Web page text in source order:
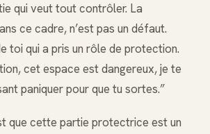
qui veut tout contrôler. La
ce cadre, n’est pas un défaut.
toi qui a pris un rôle de protection.
cet espace est dangereux, je te
paniquer pour que tu sortes.”
que cette partie protectrice est un